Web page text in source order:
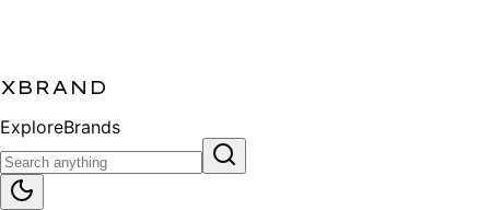
XBRAND
ExploreBrands